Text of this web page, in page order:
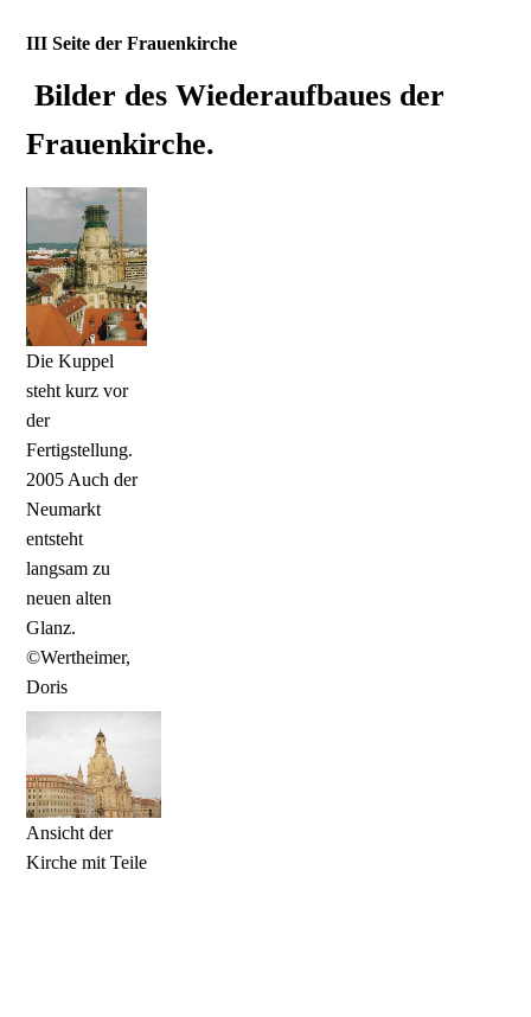
III Seite der Frauenkirche
Bilder des Wiederaufbaues der
Frauenkirche.
Die Kuppel
steht kurz vor
der
Fertigstellung.
2005 Auch der
Neumarkt
entsteht
langsam zu
neuen alten
Glanz.
©Wertheimer,
Doris
Ansicht der
Kirche mit Teile